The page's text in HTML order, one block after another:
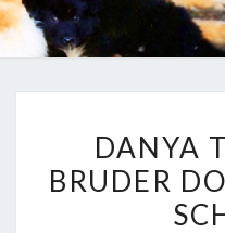
DANYA
BRUDER